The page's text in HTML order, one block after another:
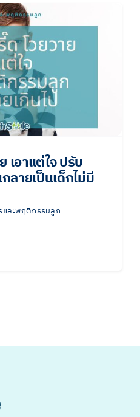
เอาแต่ใจ ปรับ
ายเป็นเด็กไม่มี
ละพฤติกรรมลูก